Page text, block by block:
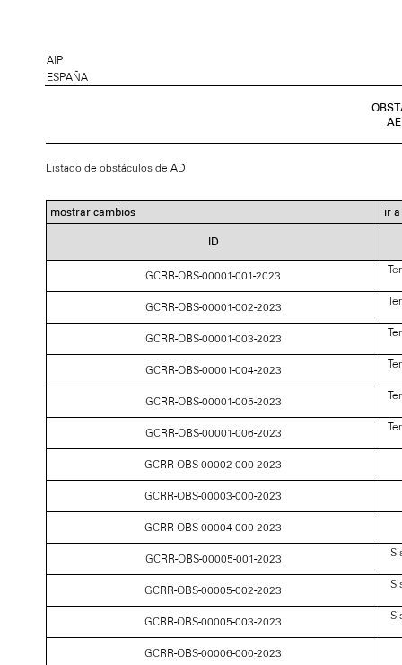
AIP
ESPAÑA
Listado de obstáculos de AD
mostrar cambios ir
ID
GCRR-OBS-00001-001-2023
GCRR-OBS-00001-002-2023
GCRR-OBS-00001-003-2023
GCRR-OBS-00001-004-2023
GCRR-OBS-00001-005-2023
GCRR-OBS-00001-006-2023
GCRR-OBS-00002-000-2023
GCRR-OBS-00003-000-2023
GCRR-OBS-00004-000-2023
GCRR-OBS-00005-001-2023
GCRR-OBS-00005-002-2023
GCRR-OBS-00005-003-2023
GCRR-OBS-00006-000-2023